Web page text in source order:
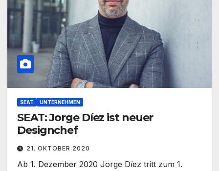
SEAT UNTERNEHMEN
SEAT: Jorge Díez ist neuer
Designchef
21. OKTOBER 2020
Ab 1. Dezember 2020 Jorge Díez tritt zum 1.